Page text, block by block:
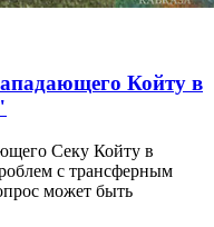
Койту в
Секу Койту в
с трансферным
может быть